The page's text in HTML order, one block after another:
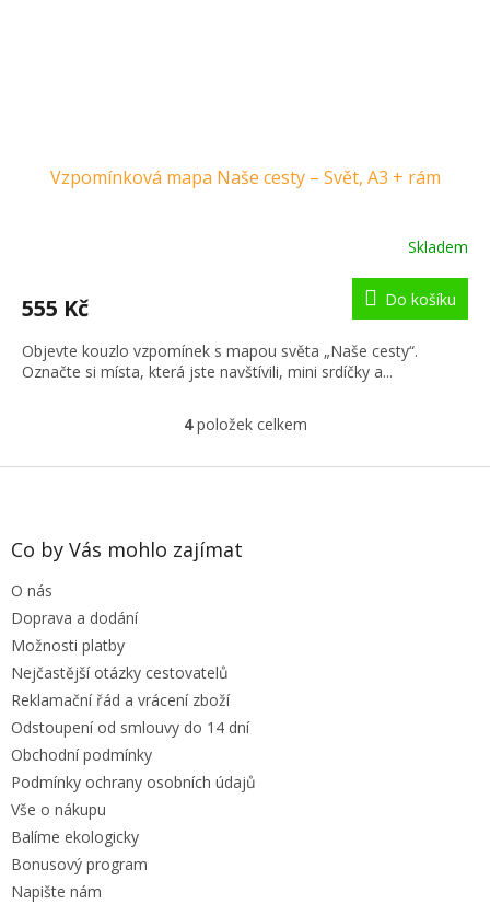
Vzpomínková mapa Naše cesty – Svět, A3 + rám
Skladem
555 Kč Do košíku
Objevte kouzlo vzpomínek s mapou světa „Naše cesty“.
Označte si místa, která jste navštívili, mini srdíčky a...
O
l
ý
s
4položek celkem
Z
Co by Vás mohlo zajímat
O nás
Doprava a dodání
Možnosti platby
Nejčastější otázky cestovatelů
Reklamační řád a vrácení zboží
Odstoupení od smlouvy do 14 dní
Obchodní podmínky
Podmínky ochrany osobních údajů
Vše o nákupu
Balíme ekologicky
Bonusový program
Napište nám